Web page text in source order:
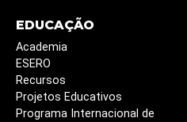
EDUCAÇÃO
Academia
ESERO
Recursos
Projetos Educativos
Programa Internacional de